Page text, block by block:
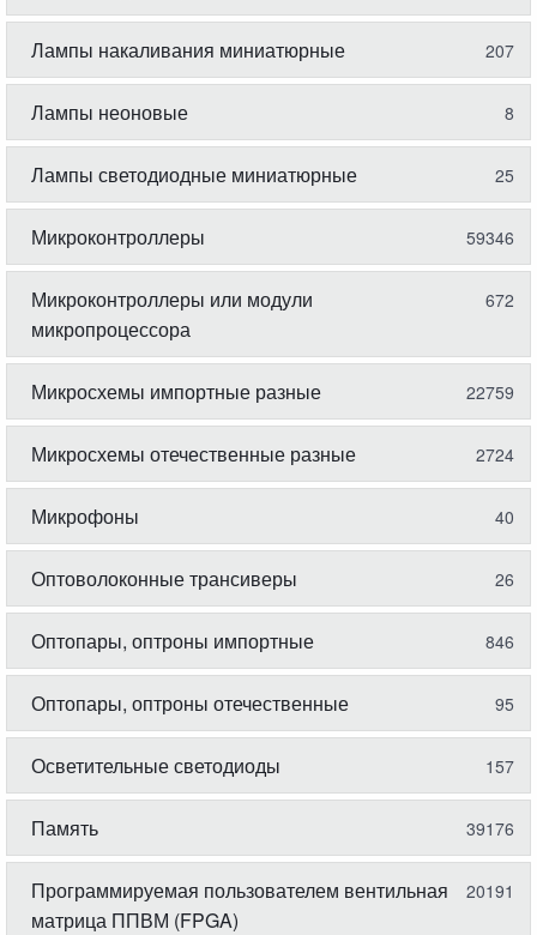
Лампы накаливания миниатюрные 207
Лампы неоновые 8
Лампы светодиодные миниатюрные 25
Микроконтроллеры 59346
Микроконтроллеры или модули
микропроцессора
672
Микросхемы импортные разные 22759
Микросхемы отечественные разные 2724
Микрофоны 40
Оптоволоконные трансиверы 26
Оптопары, оптроны импортные 846
Оптопары, оптроны отечественные 95
Осветительные светодиоды 157
Память 39176
Программируемая пользователем вентильная
матрица ППВМ (FPGA)
20191